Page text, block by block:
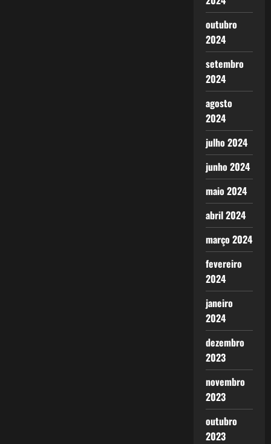
outubro
2024
setembro
2024
agosto
2024
julho 2024
junho 2024
maio 2024
abril 2024
março 2024
fevereiro
2024
janeiro
2024
dezembro
2023
novembro
2023
outubro
2023